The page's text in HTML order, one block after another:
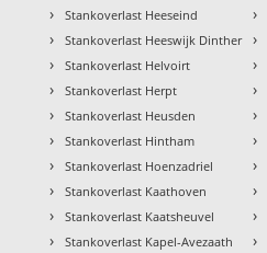
› Stankoverlast Heeseind
› Stankoverlast Heeswijk Dinther
› Stankoverlast Helvoirt
› Stankoverlast Herpt
› Stankoverlast Heusden
› Stankoverlast Hintham
› Stankoverlast Hoenzadriel
› Stankoverlast Kaathoven
› Stankoverlast Kaatsheuvel
› Stankoverlast Kapel-Avezaath
›
›
›
›
›
›
›
›
›
›